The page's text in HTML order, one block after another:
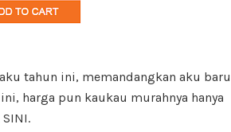
tahun ini, memandangkan aku baru
harga pun kaukau murahnya hanya